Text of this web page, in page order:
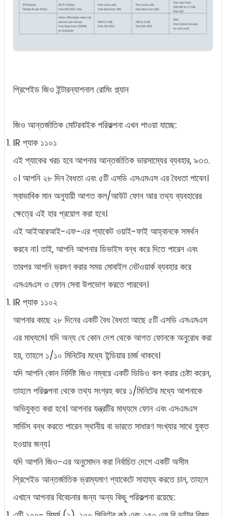
প্রিপেইড জিও ইন্টারন্যাশনাল রোমিং প্ল্যান
জিও আন্তর্জাতিক মোটরবাইক পরিকল্পনা এখন পাওয়া যাচ্ছে:
IR প্যাক ১১০১
এই প্যাকের খরচ হবে আপনার আন্তর্জাতিক ভারসাম্যের ব্যবহার, ৯৩৩.
০। আপনি ২৮ দিন বৈধতা এবং ৫টি এসডি এসএমএস এর বৈধতা পাবেন।
স্বাভাবিক মান অনুযায়ী আগত কল/আউট ফোন আর তথ্য ব্যবহারের
ক্ষেত্রে এই হার প্রয়োগ করা হবে।
এই আইআরআই-এফ-এর প্যাকেট ওয়াই-ফাই আহ্বানকে সমর্থন
করবে না। তাই, আপনি আপনার ডিভাইস বন্ধ করে দিতে পারেন এবং
তারপর আপনি ভ্রমণ করার সময় মোবাইল নেটওয়ার্ক ব্যবহার করে
এসএমএস ও ফোন সেবা উপভোগ করতে পারবেন।
IR প্যাক ১১০২
আপনার কাছে ২৮ দিনের একটি বৈধ বৈধতা আছে ৫টি এসডি এসএমএস
এর মাধ্যমে। যদি অন্য যে কোন দেশ থেকে আগত ফোনকে অনুরোধ করা
হয়, তাহলে ১/১০ মিনিটের মধ্যে ইন্ডিয়ার চার্জ থাকবে।
যদি আপনি কোন নির্দিষ্ট জিও নম্বরে একটি ভিডিও কল করার চেষ্টা করেন,
তাহলে পরিকল্পনা থেকে তথ্য সংগ্রহ করে ১/মিনিটের মধ্যে আপনাকে
অভিযুক্ত করা হবে। আপনার যন্ত্রটির মাধ্যমে ফোন এবং এসএমএস
সার্ভিস বন্ধ করতে পারেন স্থানীয় বা ভারতে সাধারণ সংখ্যার সাথে যুক্ত
হওয়ার জন্য।
যদি আপনি জিও-এর অনুমোদন করা নির্বাচিত দেশে একটি অসীম
প্রিপেইড আন্তর্জাতিক ভ্রাম্যমাণ প্যাকেটে সাহায্য করতে চান, তাহলে
এখানে আপনার বিবেচনার জন্য অন্য কিছু পরিকল্পনা রয়েছে: